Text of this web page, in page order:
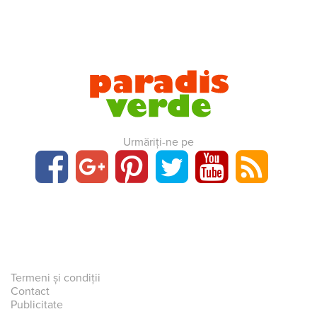
Urmăriți-ne pe
Termeni și condiții
Contact
Publicitate